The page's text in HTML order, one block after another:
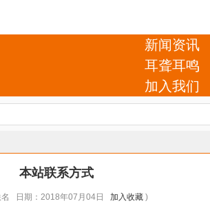
新闻资讯
耳聋耳鸣
加入我们
本站联系方式
名 日期：2018年07月04日 加入收藏)